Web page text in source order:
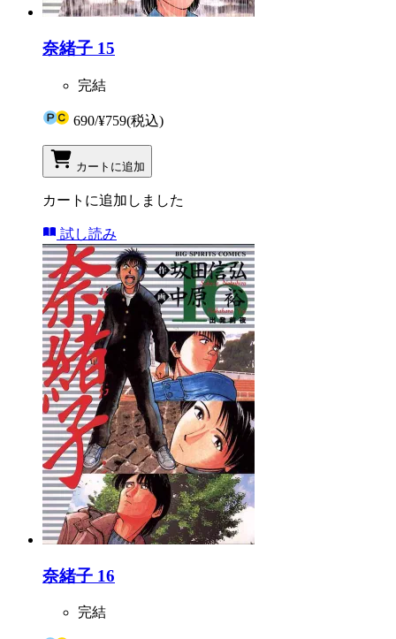
奈緒子 15
完結
690/¥759(税込)
カートに追加
カートに追加しました
試し読み
奈緒子 16
完結